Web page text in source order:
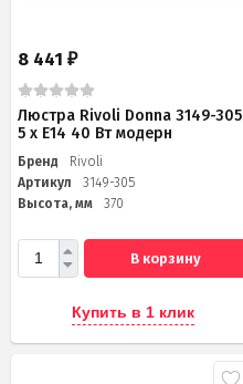
8 441 ₽
Люстра Rivoli Donna 3149-305
5 х Е14 40 Вт модерн
Бренд
Rivoli
Артикул
3149-305
Высота, мм
370
В корзину
Купить в 1 клик